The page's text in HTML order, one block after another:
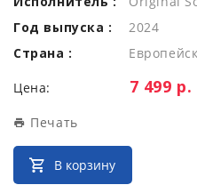
Год выпуска :
2024
Страна :
Цена: Цена:
7 499 р.
Печать
В корзину